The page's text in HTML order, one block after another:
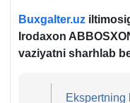
Buxgalter.uz
Irodaхon
vaziyatni sharhlab
Ekspertning